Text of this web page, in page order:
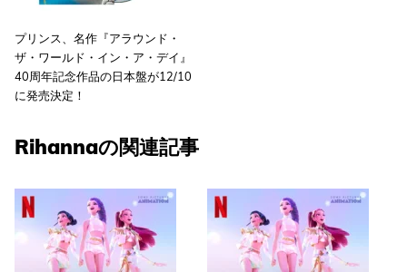
プリンス、名作『アラウンド・
ザ・ワールド・イン・ア・デイ』
40周年記念作品の日本盤が12/10
に発売決定！
Rihannaの関連記事